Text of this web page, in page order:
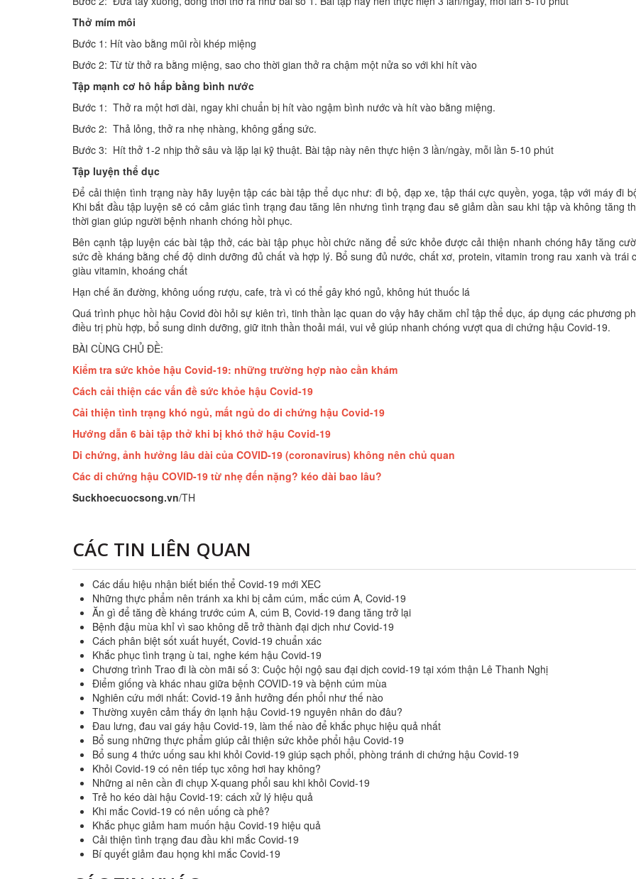
Thở mím môi
Bước 1: Hít vào bằng mũi rồi khép miệng
Bước 2: Từ từ thở ra bằng miệng, sao cho thời gian thở ra chậm một nửa so với khi hít vào
Tập mạnh cơ hô hấp bằng bình nước
Bước 1: Thở ra một hơi dài, ngay khi chuẩn bị hít vào ngậm bình nước và hít vào bằng miệng.
Bước 2: Thả lỏng, thở ra nhẹ nhàng, không gắng sức.
Bước 3: Hít thở 1-2 nhịp thở sâu và lặp lại kỹ thuật. Bài tập này nên thực hiện 3 lần/ngày, mỗi lần 5-10 phút
Tập luyện thể dục
Để cải thiện tình trạng này hãy luyện tập các bài tập thể dục như: đi bộ, đạp xe, tập thái cực quyền, yoga, tập với máy đi
Khi bắt đầu tập luyện sẽ có cảm giác tình trạng đau tăng lên nhưng tình trạng đau sẽ giảm dần sau khi tập và không tăng
thời gian giúp người bệnh nhanh chóng hồi phục.
Bên cạnh tập luyện các bài tập thở, các bài tập phục hồi chức năng để sức khỏe được cải thiện nhanh chóng hãy tăng
sức đề kháng bằng chế độ dinh dưỡng đủ chất và hợp lý. Bổ sung đủ nước, chất xơ, protein, vitamin trong rau xanh và trái
giàu vitamin, khoáng chất
Hạn chế ăn đường, không uống rượu, cafe, trà vì có thể gây khó ngủ, không hút thuốc lá
Quá trình phục hồi hậu Covid đòi hỏi sự kiên trì, tinh thần lạc quan do vậy hãy chăm chỉ tập thể dục, áp dụng các phương
điều trị phù hợp, bổ sung dinh dưỡng, giữ itnh thần thoải mái, vui vẻ giúp nhanh chóng vượt qua di chứng hậu Covid-19.
BÀI CÙNG CHỦ ĐỀ:
Kiểm tra sức khỏe hậu Covid-19: những trường hợp nào cần khám
Cách cải thiện các vấn đề sức khỏe hậu Covid-19
Cải thiện tình trạng khó ngủ, mất ngủ do di chứng hậu Covid-19
Hướng dẫn 6 bài tập thở khi bị khó thở hậu Covid-19
Di chứng, ảnh hưởng lâu dài của COVID-19 (coronavirus) không nên chủ quan
Các di chứng hậu COVID-19 từ nhẹ đến nặng? kéo dài bao lâu?
Suckhoecuocsong.vn/TH
CÁC TIN LIÊN QUAN
Các dấu hiệu nhận biết biến thể Covid-19 mới XEC
Những thực phẩm nên tránh xa khi bị cảm cúm, mắc cúm A, Covid-19
Ăn gì để tăng đề kháng trước cúm A, cúm B, Covid-19 đang tăng trở lại
Bệnh đậu mùa khỉ vì sao không dễ trở thành đại dịch như Covid-19
Cách phân biệt sốt xuất huyết, Covid-19 chuẩn xác
Khắc phục tình trạng ù tai, nghe kém hậu Covid-19
Chương trình Trao đi là còn mãi số 3: Cuộc hội ngộ sau đại dịch covid-19 tại xóm thận Lê Thanh Nghị
Điểm giống và khác nhau giữa bệnh COVID-19 và bệnh cúm mùa
Nghiên cứu mới nhất: Covid-19 ảnh hưởng đến phổi như thế nào
Thường xuyên cảm thấy ớn lạnh hậu Covid-19 nguyên nhân do đâu?
Đau lưng, đau vai gáy hậu Covid-19, làm thế nào để khắc phục hiệu quả nhất
Bổ sung những thực phẩm giúp cải thiện sức khỏe phổi hậu Covid-19
Bổ sung 4 thức uống sau khi khỏi Covid-19 giúp sạch phổi, phòng tránh di chứng hậu Covid-19
Khỏi Covid-19 có nên tiếp tục xông hơi hay không?
Những ai nên cần đi chụp X-quang phổi sau khi khỏi Covid-19
Trẻ ho kéo dài hậu Covid-19: cách xử lý hiệu quả
Khi mắc Covid-19 có nên uống cà phê?
Khắc phục giảm ham muốn hậu Covid-19 hiệu quả
Cải thiện tình trạng đau đầu khi mắc Covid-19
Bí quyết giảm đau họng khi mắc Covid-19